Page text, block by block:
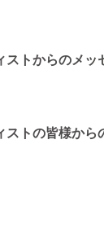
トからのメッ
トの皆様から